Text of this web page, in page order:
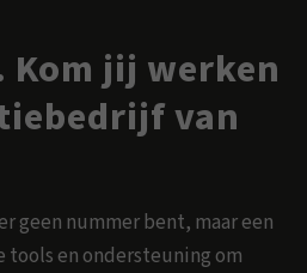
Kom jij werken
van
geen nummer bent, maar een
tools en ondersteuning om